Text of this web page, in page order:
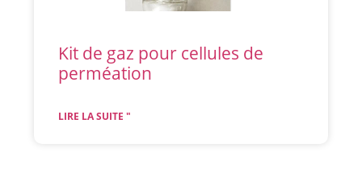
Kit de gaz pour cellules de
perméation
LIRE LA SUITE "